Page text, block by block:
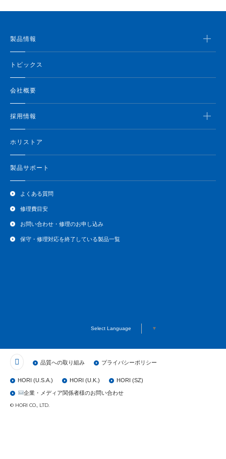
製品情報
トピックス
会社概要
採用情報
ホリストア
製品サポート
よくある質問
修理費目安
お問い合わせ・修理のお申し込み
保守・修理対応を終了している製品一覧
Select Language ▼
品質への取り組み プライバシーポリシー
HORI (U.S.A.) HORI (U.K.) HORI (SZ)
企業・メディア関係者様のお問い合わせ
© HORI CO., LTD.